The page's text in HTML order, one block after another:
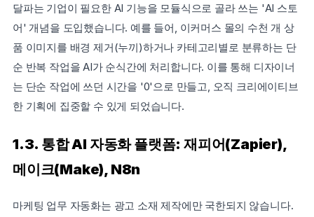
달파는 기업이 필요한 AI 기능을 모듈식으로 골라 쓰는 'AI 스토
어' 개념을 도입했습니다. 예를 들어, 이커머스 몰의 수천 개 상
품 이미지를 배경 제거(누끼)하거나 카테고리별로 분류하는 단
순 반복 작업을 AI가 순식간에 처리합니다. 이를 통해 디자이너
는 단순 작업에 쓰던 시간을 '0'으로 만들고, 오직 크리에이티브
한 기획에 집중할 수 있게 되었습니다.
1.3. 통합 AI 자동화 플랫폼: 재피어(Zapier),
메이크(Make), N8n
마케팅 업무 자동화는 광고 소재 제작에만 국한되지 않습니다.